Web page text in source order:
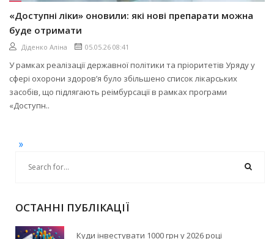
«Доступні ліки» оновили: які нові препарати можна
буде отримати
Діденко Аліна 05.05.26 08:41
У рамках реалізації державної політики та пріоритетів Уряду у
сфері охорони здоров’я було збільшено список лікарських
засобів, що підлягають реімбурсації в рамках програми
«Доступн..
»
ОСТАННІ ПУБЛІКАЦІЇ
Куди інвестувати 1000 грн у 2026 році